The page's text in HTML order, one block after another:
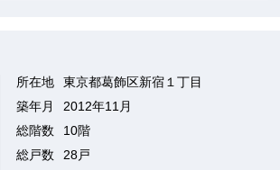
所在地
東京都葛飾区新宿１丁目
築年月
2012年11月
総階数
10階
総戸数
28戸